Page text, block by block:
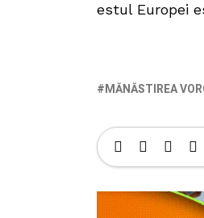
estul Europei
MĂNĂSTIREA